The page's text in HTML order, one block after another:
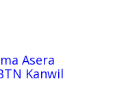
Asera
Kanwil